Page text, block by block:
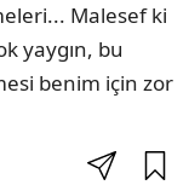
Malesef ki
yaygın, bu
benim için zor